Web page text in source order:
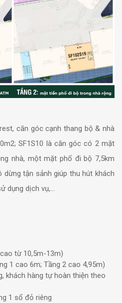
căn góc cạnh thang bộ & nhà
SF1S10 là căn góc có 2 mặt
nhà, một mặt phố đi bộ 7,5km
tận sảnh giúp thu hút khách
dụng dịch vụ,…
từ 10,5m-13m)
1 cao 6m; Tầng 2 cao 4,95m)
khách hàng tự hoàn thiện theo
1 sổ đỏ riêng